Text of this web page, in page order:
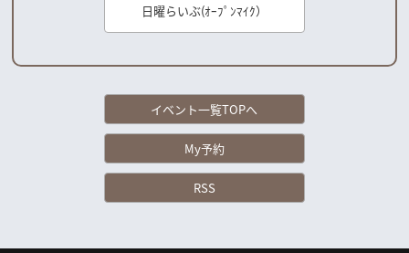
日曜らいぶ(ｵｰﾌﾟﾝﾏｲｸ）
イベント一覧TOPへ
My予約
RSS